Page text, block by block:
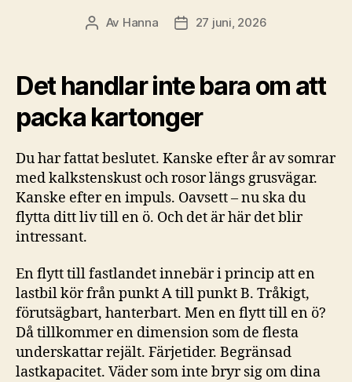
Inläggsförfattare
Av Hanna Inläggsdatum
27 juni, 2026
Det handlar inte bara om att
packa kartonger
Du har fattat beslutet. Kanske efter år av somrar
med kalkstenskust och rosor längs grusvägar.
Kanske efter en impuls. Oavsett – nu ska du
flytta ditt liv till en ö. Och det är här det blir
intressant.
En flytt till fastlandet innebär i princip att en
lastbil kör från punkt A till punkt B. Tråkigt,
förutsägbart, hanterbart. Men en flytt till en ö?
Då tillkommer en dimension som de flesta
underskattar rejält. Färjetider. Begränsad
lastkapacitet. Väder som inte bryr sig om dina